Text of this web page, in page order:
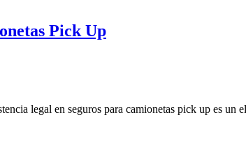
Pick Up
legal en seguros para camionetas pick up es un